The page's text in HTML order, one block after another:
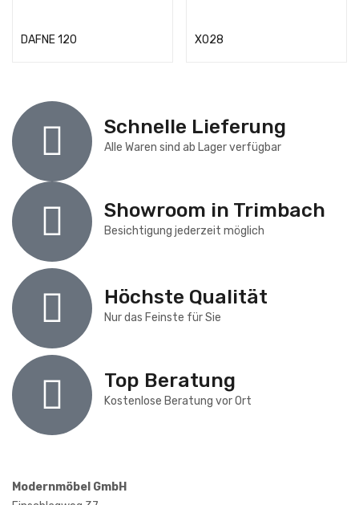
DAFNE 120 X028
Schnelle Lieferung
Alle Waren sind ab Lager verfügbar
Showroom in Trimbach
Besichtigung jederzeit möglich
Höchste Qualität
Nur das Feinste für Sie
Top Beratung
Kostenlose Beratung vor Ort
Modernmöbel GmbH